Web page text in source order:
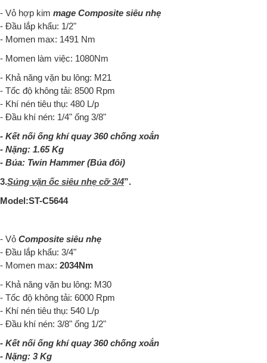
- Vỏ hợp kim mage Composite siêu nhẹ
- Đầu lắp khẩu: 1/2"
- Momen max: 1491 Nm
- Momen làm việc: 1080Nm
- Khả năng vặn bu lông: M21
- Tốc độ không tải: 8500 Rpm
- Khí nén tiêu thụ: 480 L/p
- Đầu khí nén: 1/4" ống 3/8"
- Kết nối ống khí quay 360 chống xoắn
- Nặng: 1.65 Kg
- Búa: Twin Hammer (Búa đôi)
3.Súng vặn ốc siêu nhẹ cỡ 3/4”.
Model:ST-C5644
- Vỏ Composite siêu nhẹ
- Đầu lắp khẩu: 3/4"
- Momen max: 2034Nm
- Khả năng vặn bu lông: M30
- Tốc độ không tải: 6000 Rpm
- Khí nén tiêu thụ: 540 L/p
- Đầu khí nén: 3/8" ống 1/2"
- Kết nối ống khí quay 360 chống xoắn
- Nặng: 3 Kg